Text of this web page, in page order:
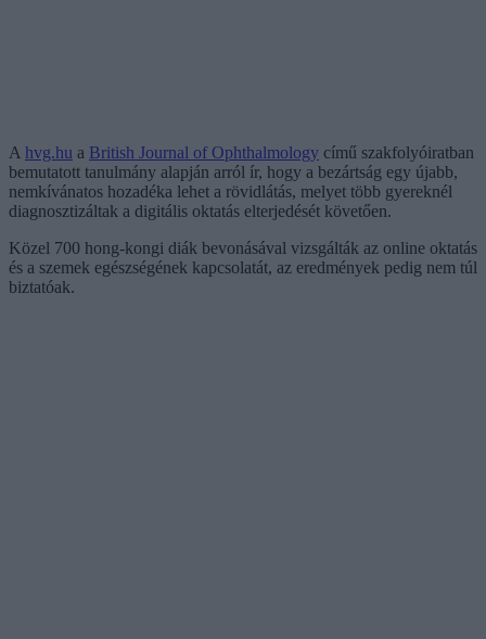
A hvg.hu a British Journal of Ophthalmology című szakfolyóiratban
bemutatott tanulmány alapján arról ír, hogy a bezártság egy újabb,
nemkívánatos hozadéka lehet a rövidlátás, melyet több gyereknél
diagnosztizáltak a digitális oktatás elterjedését követően.
Közel 700 hong-kongi diák bevonásával vizsgálták az online oktatás
és a szemek egészségének kapcsolatát, az eredmények pedig nem túl
biztatóak.